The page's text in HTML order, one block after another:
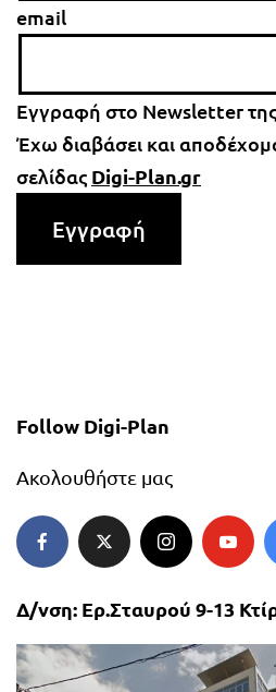
email
Εγγραφή στο Newsletter
Έχω διαβάσει και
σελίδας Digi-Plan.gr
Follow Digi-Plan
Ακολουθήστε μας
Δ/νση: Ερ.Σταυρού 9-13